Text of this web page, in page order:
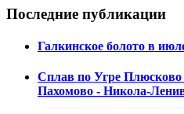
Последние публикации
Галкинское болото в
Сплав по Угре
Пахомово - Никола-